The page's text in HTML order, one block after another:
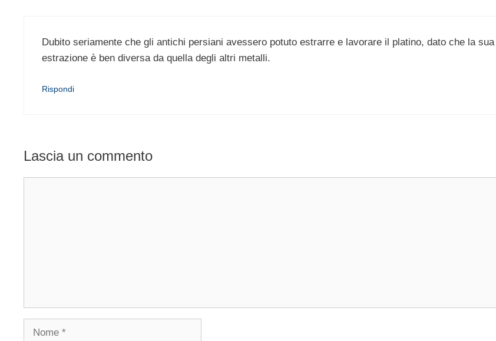
Dubito seriamente che gli antichi persiani avessero potuto estrarre e lavorare il platino, dato che la sua
estrazione è ben diversa da quella degli altri metalli.
Rispondi
Lascia un commento